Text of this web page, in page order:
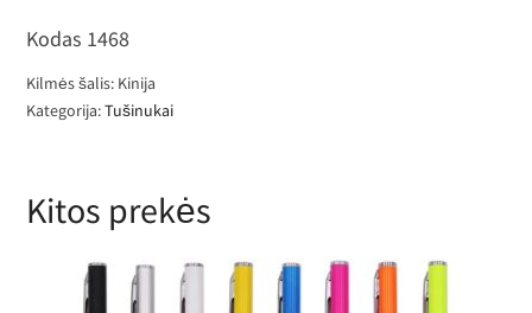
Kodas 1468
Kilmės šalis: Kinija
Kategorija:Tušinukai
Kitos prekės